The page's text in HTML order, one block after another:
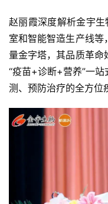
赵丽霞深度解析金宇
室和智能智造生产线
量金字塔，其品质革
“疫苗+诊断+营养”一
测、预防治疗的全方位